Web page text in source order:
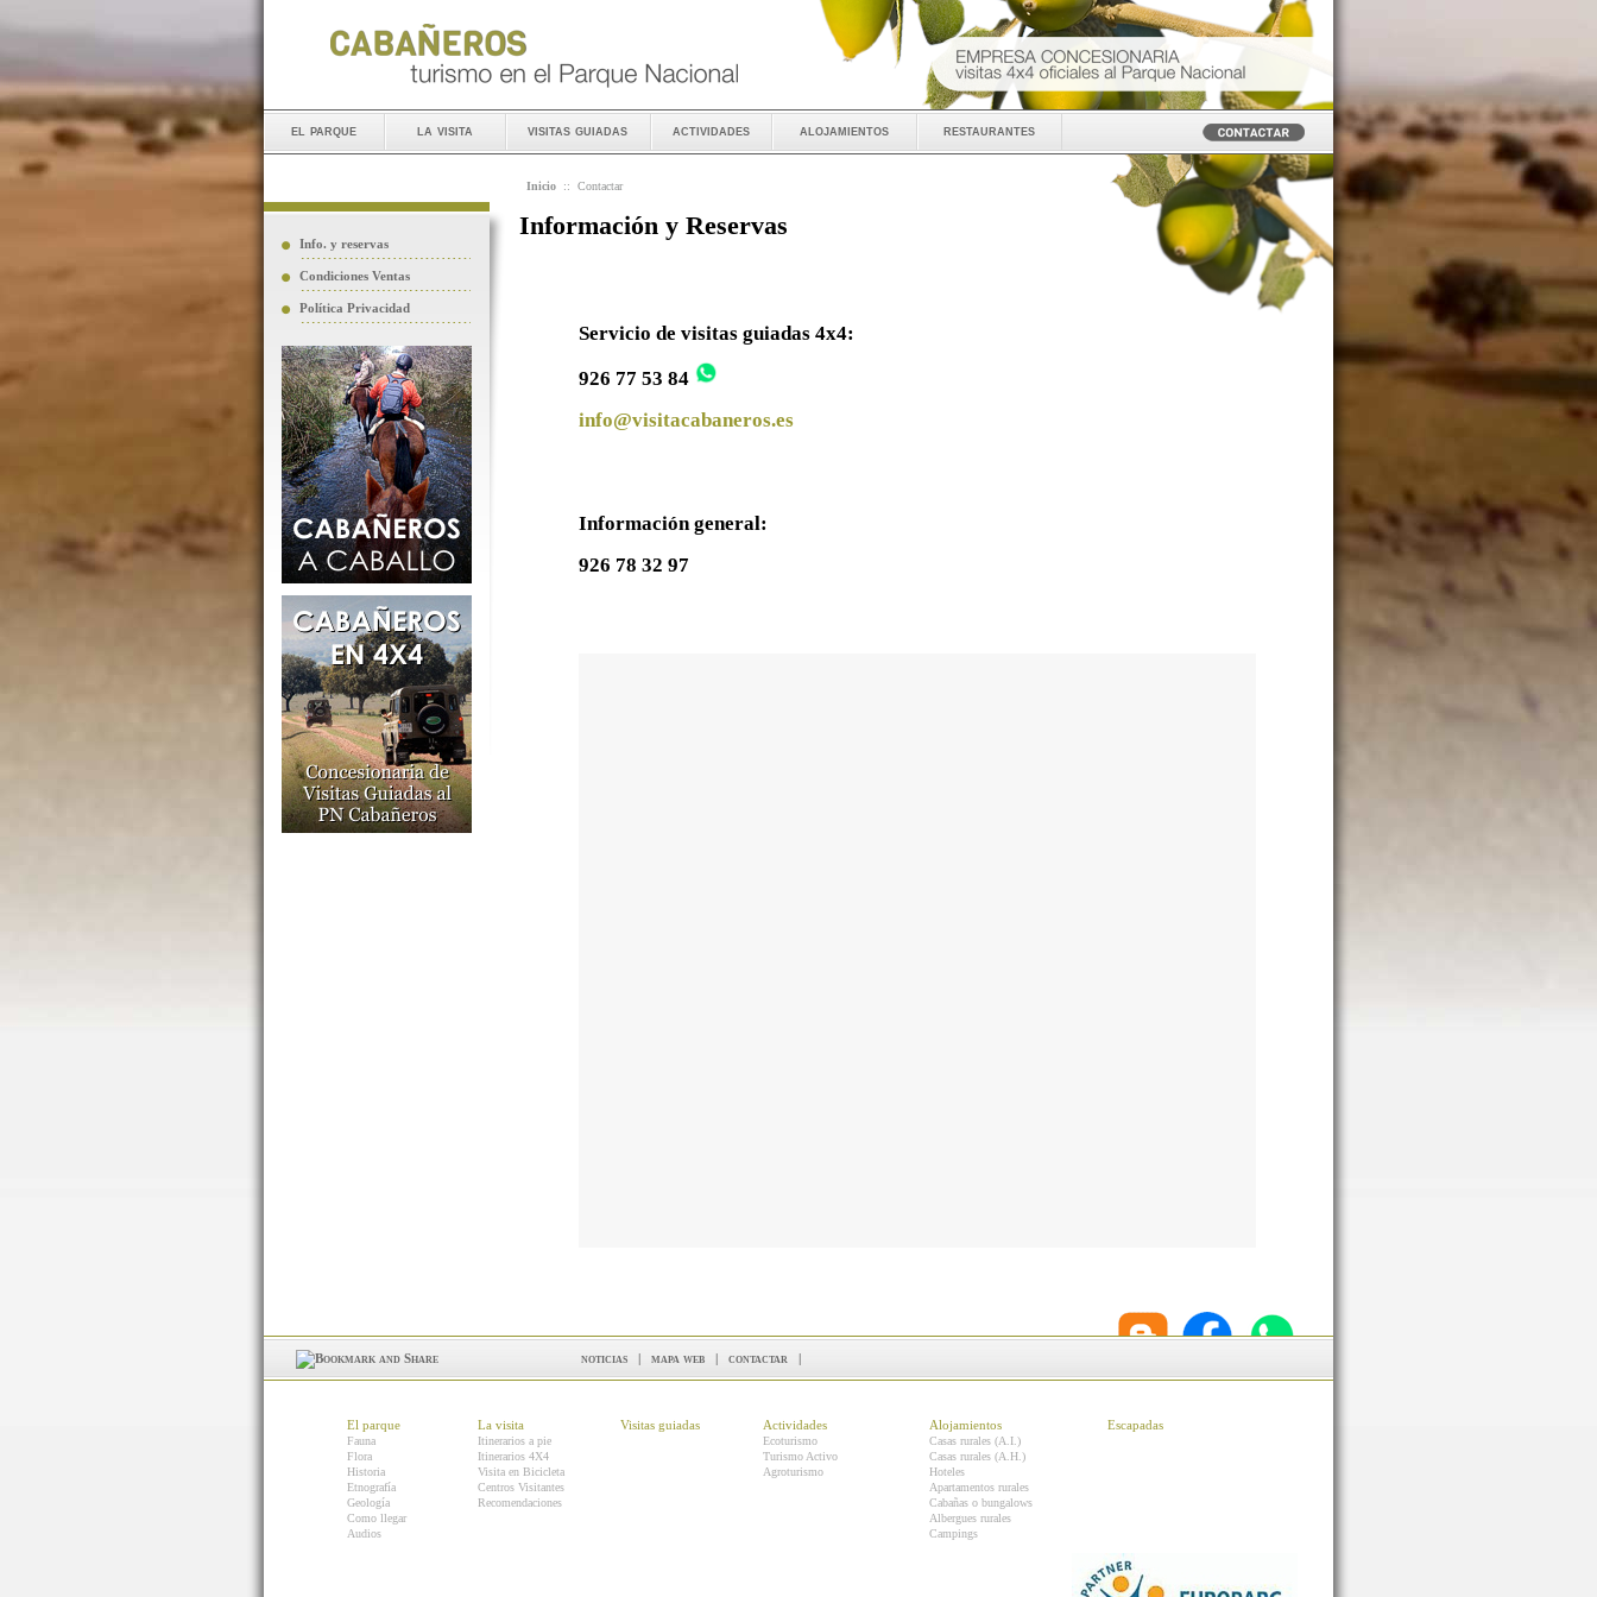
el parque la visita visitas guiadas actividades alojamientos restaurantes
Info. y reservas
Condiciones Ventas
Política Privacidad
Inicio :: Contactar
Información y Reservas
Servicio de visitas guiadas 4x4:
926 77 53 84
info@visitacabaneros.es
Información general:
926 78 32 97
noticias | mapa web | contactar |
El parque
Fauna
Flora
Historia
Etnografía
Geología
Como llegar
Audios
La visita
Itinerarios a pie
Itinerarios 4X4
Visita en Bicicleta
Centros Visitantes
Recomendaciones
Visitas guiadas Actividades
Ecoturismo
Turismo Activo
Agroturismo
Alojamientos
Casas rurales (A.I.)
Casas rurales (A.H.)
Hoteles
Apartamentos rurales
Cabañas o bungalows
Albergues rurales
Campings
Escapadas